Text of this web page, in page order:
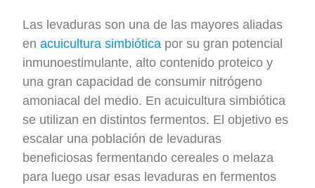
Las levaduras son una de las mayores aliadas
en acuicultura simbiótica por su gran potencial
inmunoestimulante, alto contenido proteico y
una gran capacidad de consumir nitrógeno
amoniacal del medio. En acuicultura simbiótica
se utilizan en distintos fermentos. El objetivo es
escalar una población de levaduras
beneficiosas fermentando cereales o melaza
para luego usar esas levaduras en fermentos